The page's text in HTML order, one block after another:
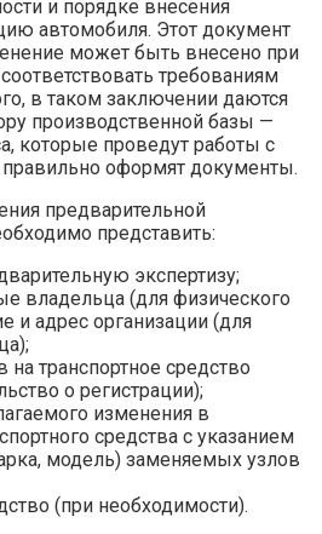
и порядке внесения
автомобиля. Этот документ
может быть внесено при
требованиям
в таком заключении даются
производственной базы —
которые проведут работы с
оформят документы.
предварительной
представить:
экспертизу;
владельца (для физического
и адрес организации (для
транспортное средство
о регистрации);
изменения в
средства с указанием
модель) заменяемых узлов
(при необходимости).